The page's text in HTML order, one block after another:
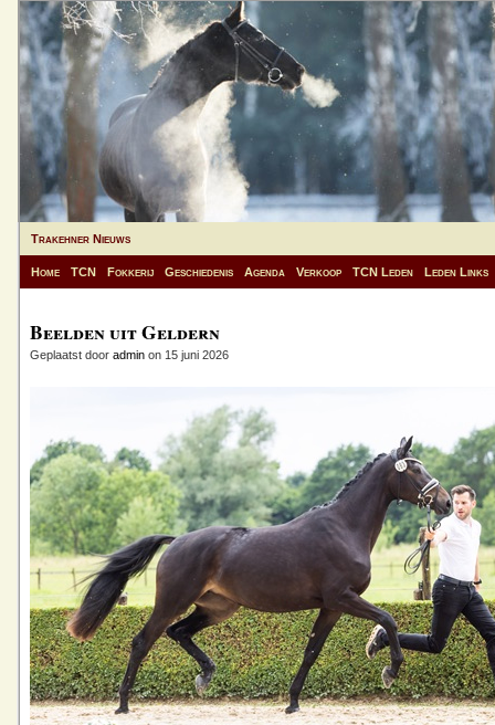
Trakehner Nieuws
Home TCN Fokkerij Geschiedenis Agenda Verkoop TCN Leden Leden Links
Beelden uit Geldern
Geplaatst door admin on 15 juni 2026